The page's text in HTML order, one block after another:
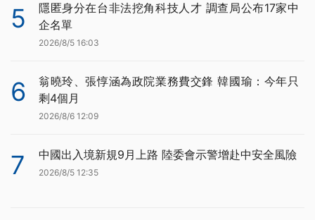
5
隱匿身分在台非法挖角科技人才 調查局公布17家中
企名單
2026/8/5 16:03
6
翁曉玲、張惇涵為政院業務費交鋒 韓國瑜：今年只
剩4個月
2026/8/6 12:09
7 中國出入境新規9月上路 陸委會示警增赴中安全風險
2026/8/5 12:35